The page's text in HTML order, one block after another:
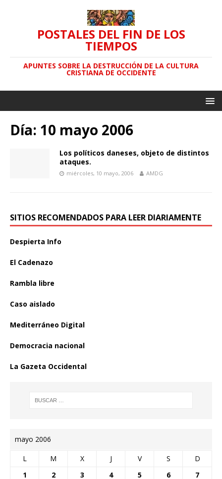
POSTALES DEL FIN DE LOS
TIEMPOS
APUNTES SOBRE LA DESTRUCCIÓN DE LA CULTURA
CRISTIANA DE OCCIDENTE
Día: 10 mayo 2006
Los políticos daneses, objeto de distintos
ataques.
miércoles, 10 mayo, 2006 AMDG
SITIOS RECOMENDADOS PARA LEER DIARIAMENTE
Despierta Info
El Cadenazo
Rambla libre
Caso aislado
Mediterráneo Digital
Democracia nacional
La Gazeta Occidental
mayo 2006
L M X J V S D
1 2 3 4 5 6
7